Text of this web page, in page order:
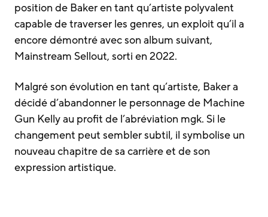
position de Baker en tant qu’artiste polyvalent
capable de traverser les genres, un exploit qu’il a
encore démontré avec son album suivant,
Mainstream Sellout, sorti en 2022.
Malgré son évolution en tant qu’artiste, Baker a
décidé d’abandonner le personnage de Machine
Gun Kelly au profit de l’abréviation mgk. Si le
changement peut sembler subtil, il symbolise un
nouveau chapitre de sa carrière et de son
expression artistique.